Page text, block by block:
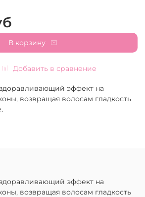
Добавить в сравнение
В корзину
эффект на
возвращая волосам гладкость
эффект на
возвращая волосам гладкость